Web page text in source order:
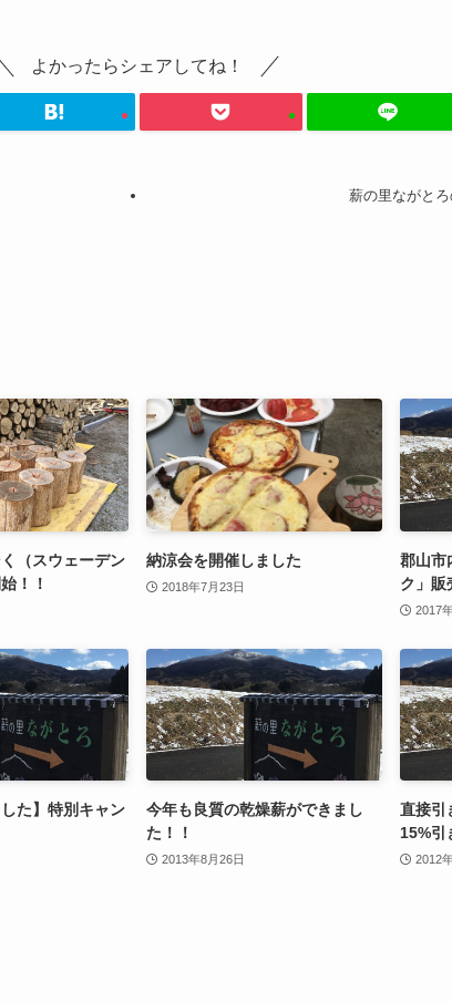
よかったらシェアしてね！
薪の里ながと
（スウェーデン
！！
納涼会を開催しました
2018年7月23日
郡山市
ク」販
2017
した】特別キャン
今年も良質の乾燥薪ができまし
た！！
2013年8月26日
直接引
15%引
2012